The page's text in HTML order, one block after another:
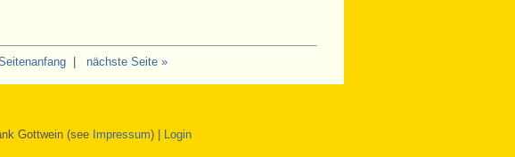
| nächste Seite »
Gottwein (see Impressum) | Login